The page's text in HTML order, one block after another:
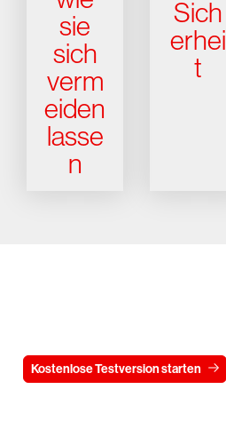
sie
sich
verm
eiden
lasse
n
Sich
erhei
t
Kostenlose Testversion starten